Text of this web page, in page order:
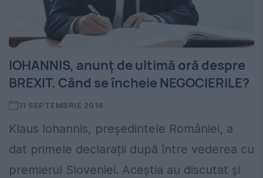
IOHANNIS, anunț de ultimă oră despre
BREXIT. Când se încheie NEGOCIERILE?
11 SEPTEMBRIE 2018
Klaus Iohannis, președintele României, a
dat primele declarații după între vederea cu
premierul Sloveniei. Aceștia au discutat și